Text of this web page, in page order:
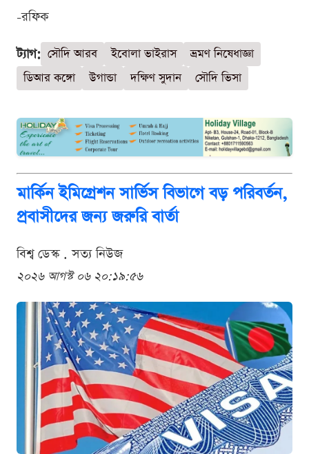
-রফিক
ট্যাগ: সৌদি আরব ইবোলা ভাইরাস
ভ্রমণ নিষেধাজ্ঞা
ডিআর কঙ্গো
উগান্ডা দক্ষিণ সুদান সৌদি ভিসা
মার্কিন ইমিগ্রেশন সার্ভিস বিভাগে বড় পরিবর্তন,
প্রবাসীদের জন্য জরুরি বার্তা
বিশ্ব ডেস্ক . সত্য নিউজ
২০২৬ আগস্ট ০৬ ২০:১৯:৫৬